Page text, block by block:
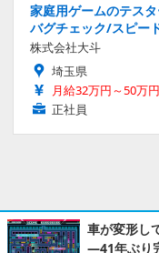
家庭用ゲームのテス
バグチェック/スピー
株式会社大斗
埼玉県
月給32万円～50万円
正社員
車が変形し
―41年ぶり